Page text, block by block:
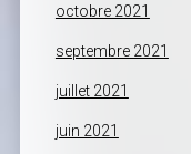
octobre 2021
septembre 2021
juillet 2021
juin 2021